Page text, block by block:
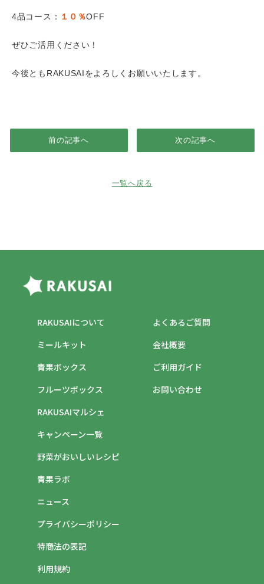
4品コース： １０％OFF
ぜひご活用ください！
今後ともRAKUSAIをよろしくお願いいたします。
前の記事へ
一覧へ戻る
次の記事へ
RAKUSAIについて
ミールキット
青果ボックス
フルーツボックス
RAKUSAIマルシェ
キャンペーン一覧
野菜がおいしいレシピ
青果ラボ
ニュース
プライバシーポリシー
特商法の表記
利用規約
よくあるご質問
ご利用ガイド
会社概要
お問い合わせ